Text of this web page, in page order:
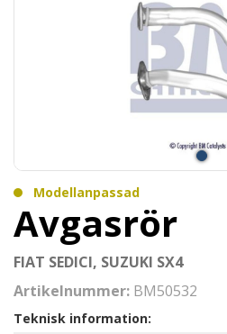
Modellanpassad
Avgasrör
FIAT SEDICI, SUZUKI SX4
Artikelnummer: BM50532
Teknisk information: